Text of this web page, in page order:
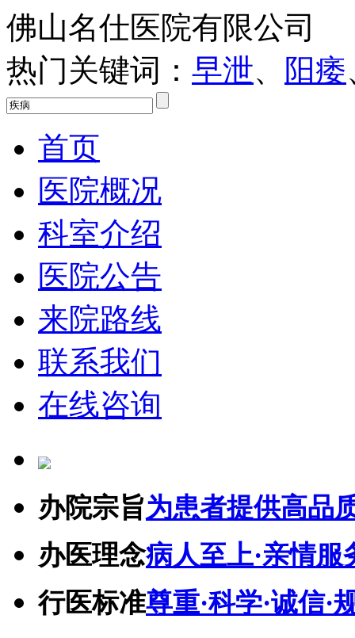
佛山名仕医院有限公司
热门关键词： 早泄、 阳痿
首页
医院概况
科室介绍
医院公告
来院路线
联系我们
在线咨询
办院宗旨为患者提供高品
办医理念病人至上·亲情服
行医标准尊重·科学·诚信·